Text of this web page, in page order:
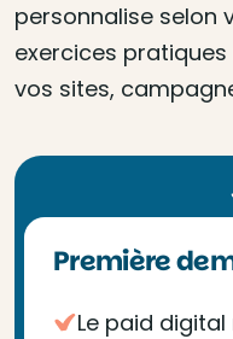
personnalise selon
exercices
vos sites,
Première
Le paid digital